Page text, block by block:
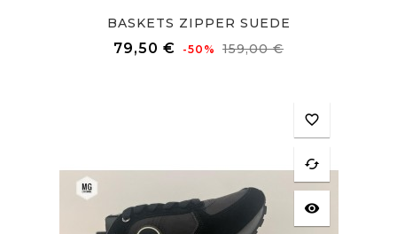
BASKETS ZIPPER SUEDE
79,50 € Prix
-50% 159,00 €Prix
favorite_border
cached
visibility